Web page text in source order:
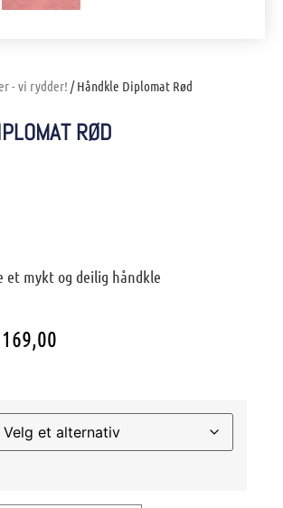
- vi rydder! / Håndkle Diplomat Rød
RØD
et mykt og deilig håndkle
169,00